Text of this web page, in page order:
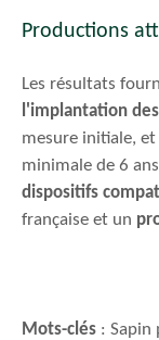
Productions
Les résultats
l'implantation
mesure initiale, et
minimale de 6
dispositifs
française et un
Mots-clés : Sapin